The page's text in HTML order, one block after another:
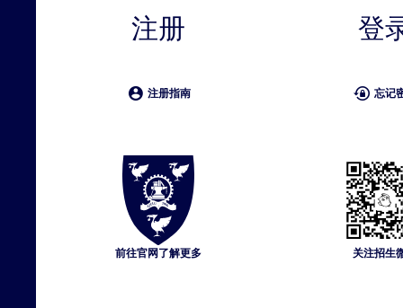
注册
注册指南
前往官网了解更多
登
忘记
关注招生